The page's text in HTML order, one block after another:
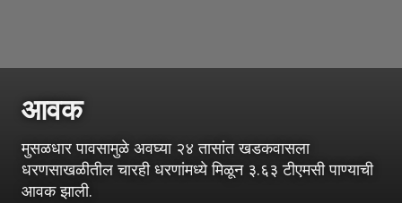
आवक
मुसळधार पावसामुळे अवघ्या २४ तासांत खडकवासला
धरणसाखळीतील चारही धरणांमध्ये मिळून ३.६३ टीएमसी पाण्याची
आवक झाली.